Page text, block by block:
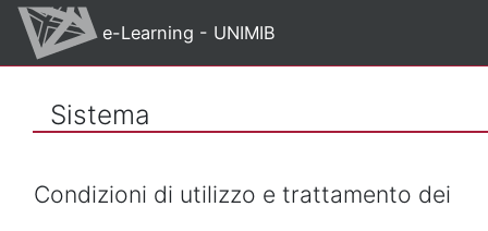
Vai al contenuto principale
e-Learning - UNIMIB
Sistema
Condizioni di utilizzo e trattamento dei